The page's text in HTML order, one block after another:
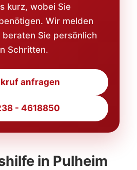
kurz, wobei Sie
Wir melden
Sie persönlich
Schritten.
anfragen
- 4618850
in Pulheim